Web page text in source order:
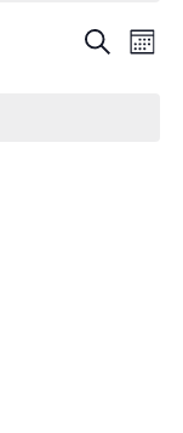
Cerca
Mes